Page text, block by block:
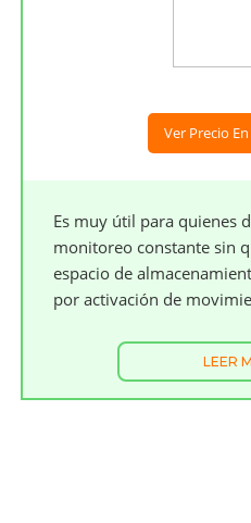
Ver Precio
Es muy útil para quienes
monitoreo constante sin
espacio de
por activación de
LEER